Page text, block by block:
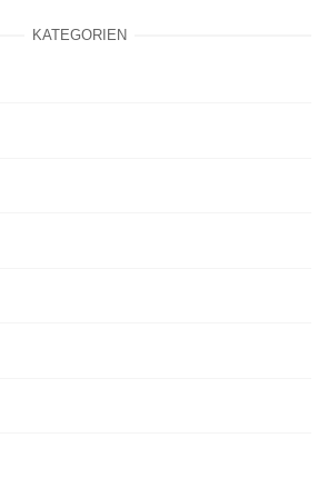
KATEGORIEN